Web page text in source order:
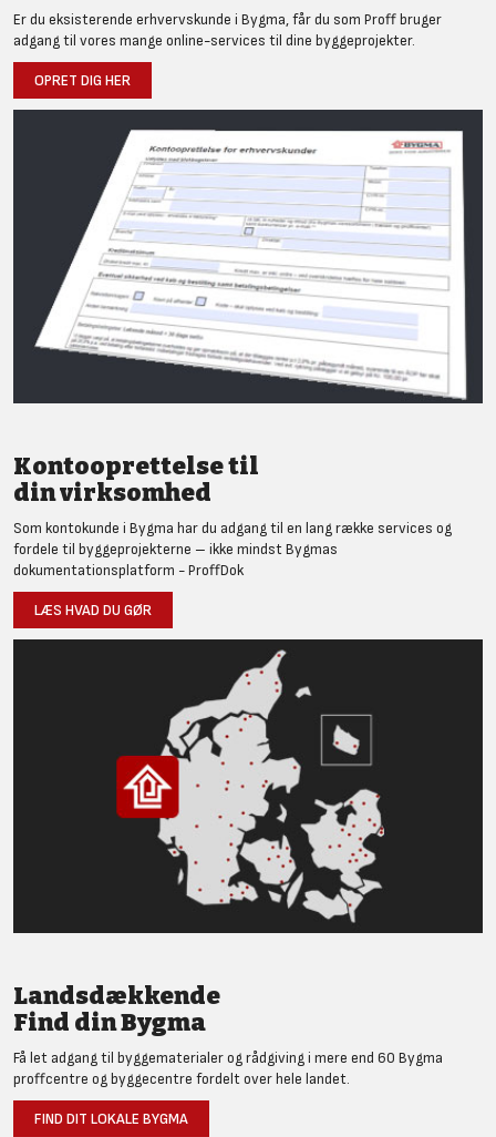
Er du eksisterende erhvervskunde i Bygma, får du som Proff bruger
adgang til vores mange online-services til dine byggeprojekter.
OPRET DIG HER
Kontooprettelse til
din virksomhed
Som kontokunde i Bygma har du adgang til en lang række services og
fordele til byggeprojekterne – ikke mindst Bygmas
dokumentationsplatform - ProffDok
LÆS HVAD DU GØR
Landsdækkende
Find din Bygma
Få let adgang til byggematerialer og rådgiving i mere end 60 Bygma
proffcentre og byggecentre fordelt over hele landet.
FIND DIT LOKALE BYGMA